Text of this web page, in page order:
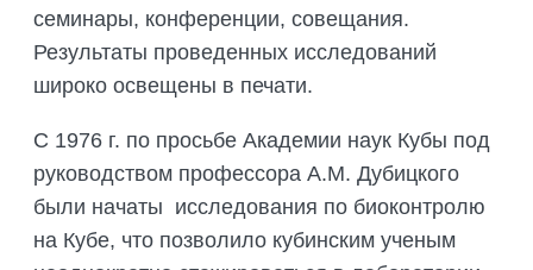
семинары, конференции, совещания.
Результаты проведенных исследований
широко освещены в печати.
С 1976 г. по просьбе Академии наук Кубы под
руководством профессора А.М. Дубицкого
были начаты исследования по биоконтролю
на Кубе, что позволило кубинским ученым